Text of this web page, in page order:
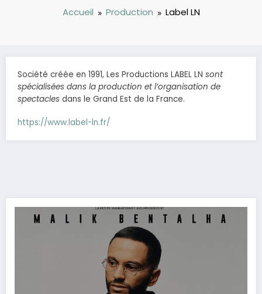
Accueil Production Label LN
Société créée en 1991, Les Productions LABEL LN sont
spécialisées dans la production et l’organisation de
spectacles dans le Grand Est de la France.
https://www.label-ln.fr/